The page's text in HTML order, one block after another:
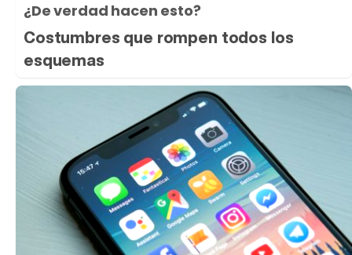
¿De verdad hacen esto?
Costumbres que rompen todos los
esquemas